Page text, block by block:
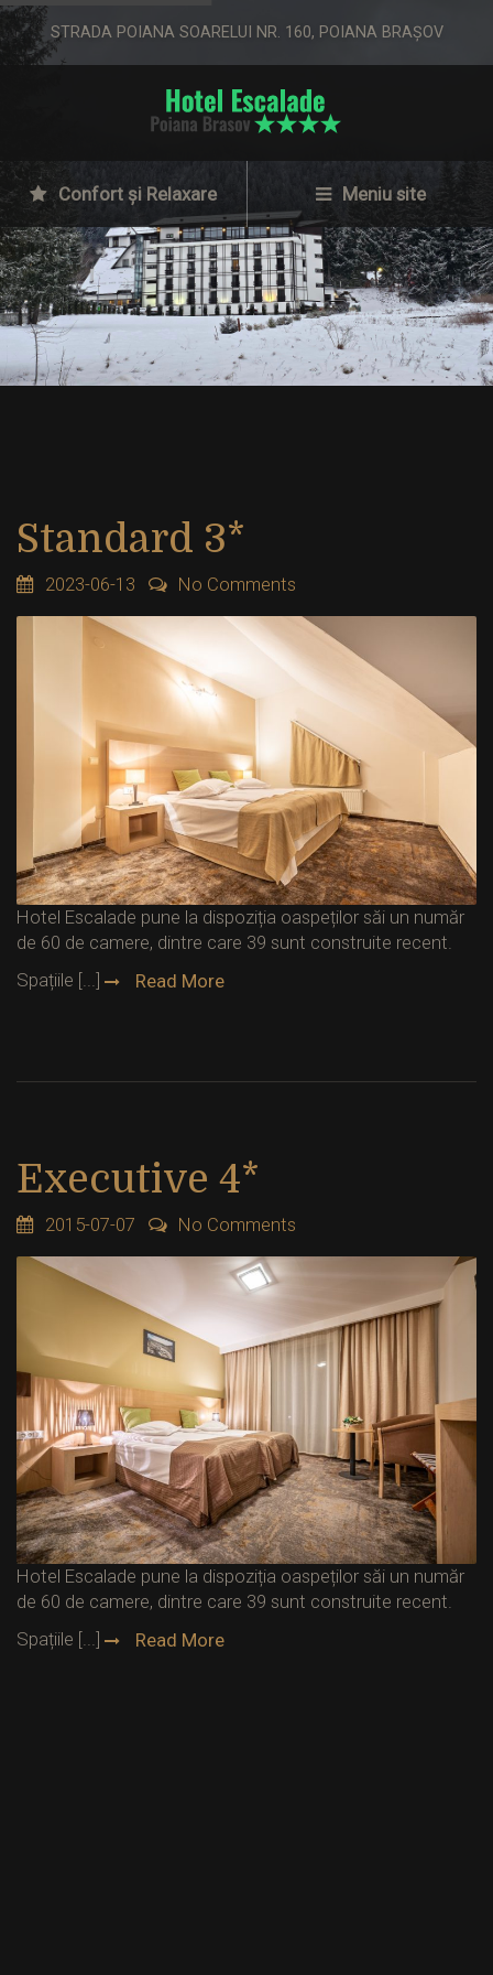
STRADA POIANA SOARELUI NR. 160, POIANA BRAȘOV
Confort și Relaxare Meniu site
Standard 3*
2023-06-13 No Comments
Hotel Escalade pune la dispoziția oaspeților săi un număr
de 60 de camere, dintre care 39 sunt construite recent.
Spațiile [...]
Read More
Executive 4*
2015-07-07 No Comments
Hotel Escalade pune la dispoziția oaspeților săi un număr
de 60 de camere, dintre care 39 sunt construite recent.
Spațiile [...]
Read More